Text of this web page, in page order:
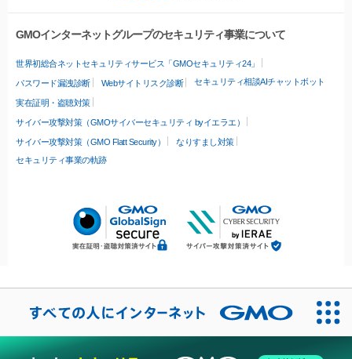
GMOインターネットグループのセキュリティ事業について
世界初総合ネットセキュリティサービス「GMOセキュリティ24」
パスワード漏洩診断 Webサイトリスク診断 セキュリティ相談AIチャットボット
実在証明・盗聴対策
サイバー攻撃対策（GMOサイバーセキュリティ byイエラエ）
サイバー攻撃対策（GMO Flatt Security）
なりすまし対策
セキュリティ事業の軌跡